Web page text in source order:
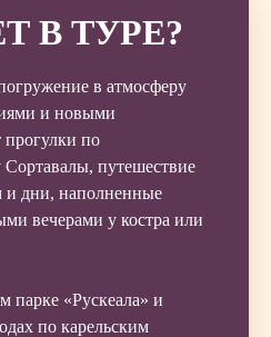
В ТУРЕ?
в атмосферу
и новыми
по
Сортавалы, путешествие
дни, наполненные
вечерами у костра или
парке «Рускеала» и
по карельским